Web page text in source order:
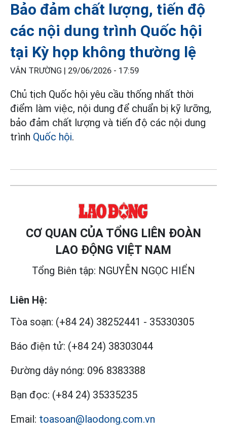
Bảo đảm chất lượng, tiến độ
các nội dung trình Quốc hội
tại Kỳ họp không thường lệ
VÂN TRƯỜNG | 29/06/2026 - 17:59
Chủ tịch Quốc hội yêu cầu thống nhất thời
điểm làm việc, nội dung để chuẩn bị kỹ lưỡng,
bảo đảm chất lượng và tiến độ các nội dung
trình Quốc hội.
CƠ QUAN CỦA TỔNG LIÊN ĐOÀN
LAO ĐỘNG VIỆT NAM
Tổng Biên tập: NGUYỄN NGỌC HIỂN
Liên Hệ:
Tòa soạn: (+84 24) 38252441 - 35330305
Báo điện tử: (+84 24) 38303044
Đường dây nóng: 096 8383388
Bạn đọc: (+84 24) 35335235
Email: toasoan@laodong.com.vn